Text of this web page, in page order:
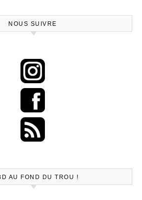
NOUS SUIVRE
AU FOND DU TROU !